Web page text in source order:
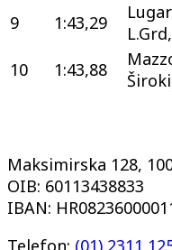
9 1:43,29
10 1:43,88
Maksimirska 128,
OIB: 60113438833
IBAN:
Telefon: (01) 2311